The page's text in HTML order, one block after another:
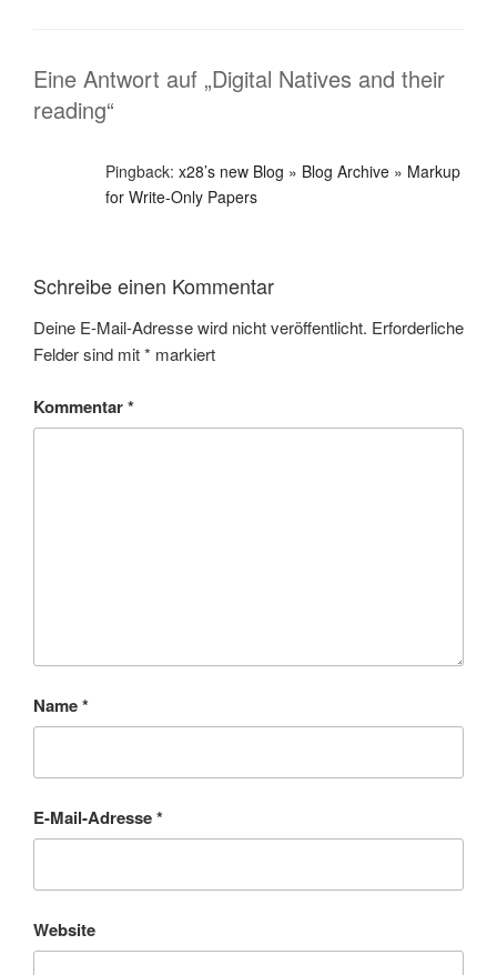
Eine Antwort auf „Digital Natives and their
reading“
Pingback: x28’s new Blog » Blog Archive » Markup
for Write-Only Papers
Schreibe einen Kommentar
Deine E-Mail-Adresse wird nicht veröffentlicht. Erforderliche
Felder sind mit* markiert
Kommentar*
Name*
E-Mail-Adresse*
Website